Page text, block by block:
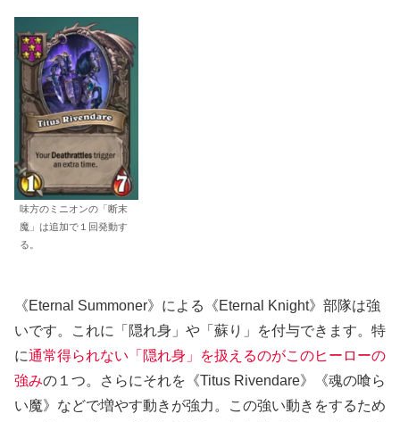
味方のミニオンの「断末
魔」は追加で１回発動す
る。
《Eternal Summoner》による《Eternal Knight》部隊は強
いです。これに「隠れ身」や「蘇り」を付与できます。特
に通常得られない「隠れ身」を扱えるのがこのヒーローの
強みの１つ。さらにそれを《Titus Rivendare》《魂の喰ら
い魔》などで増やす動きが強力。この強い動きをするため